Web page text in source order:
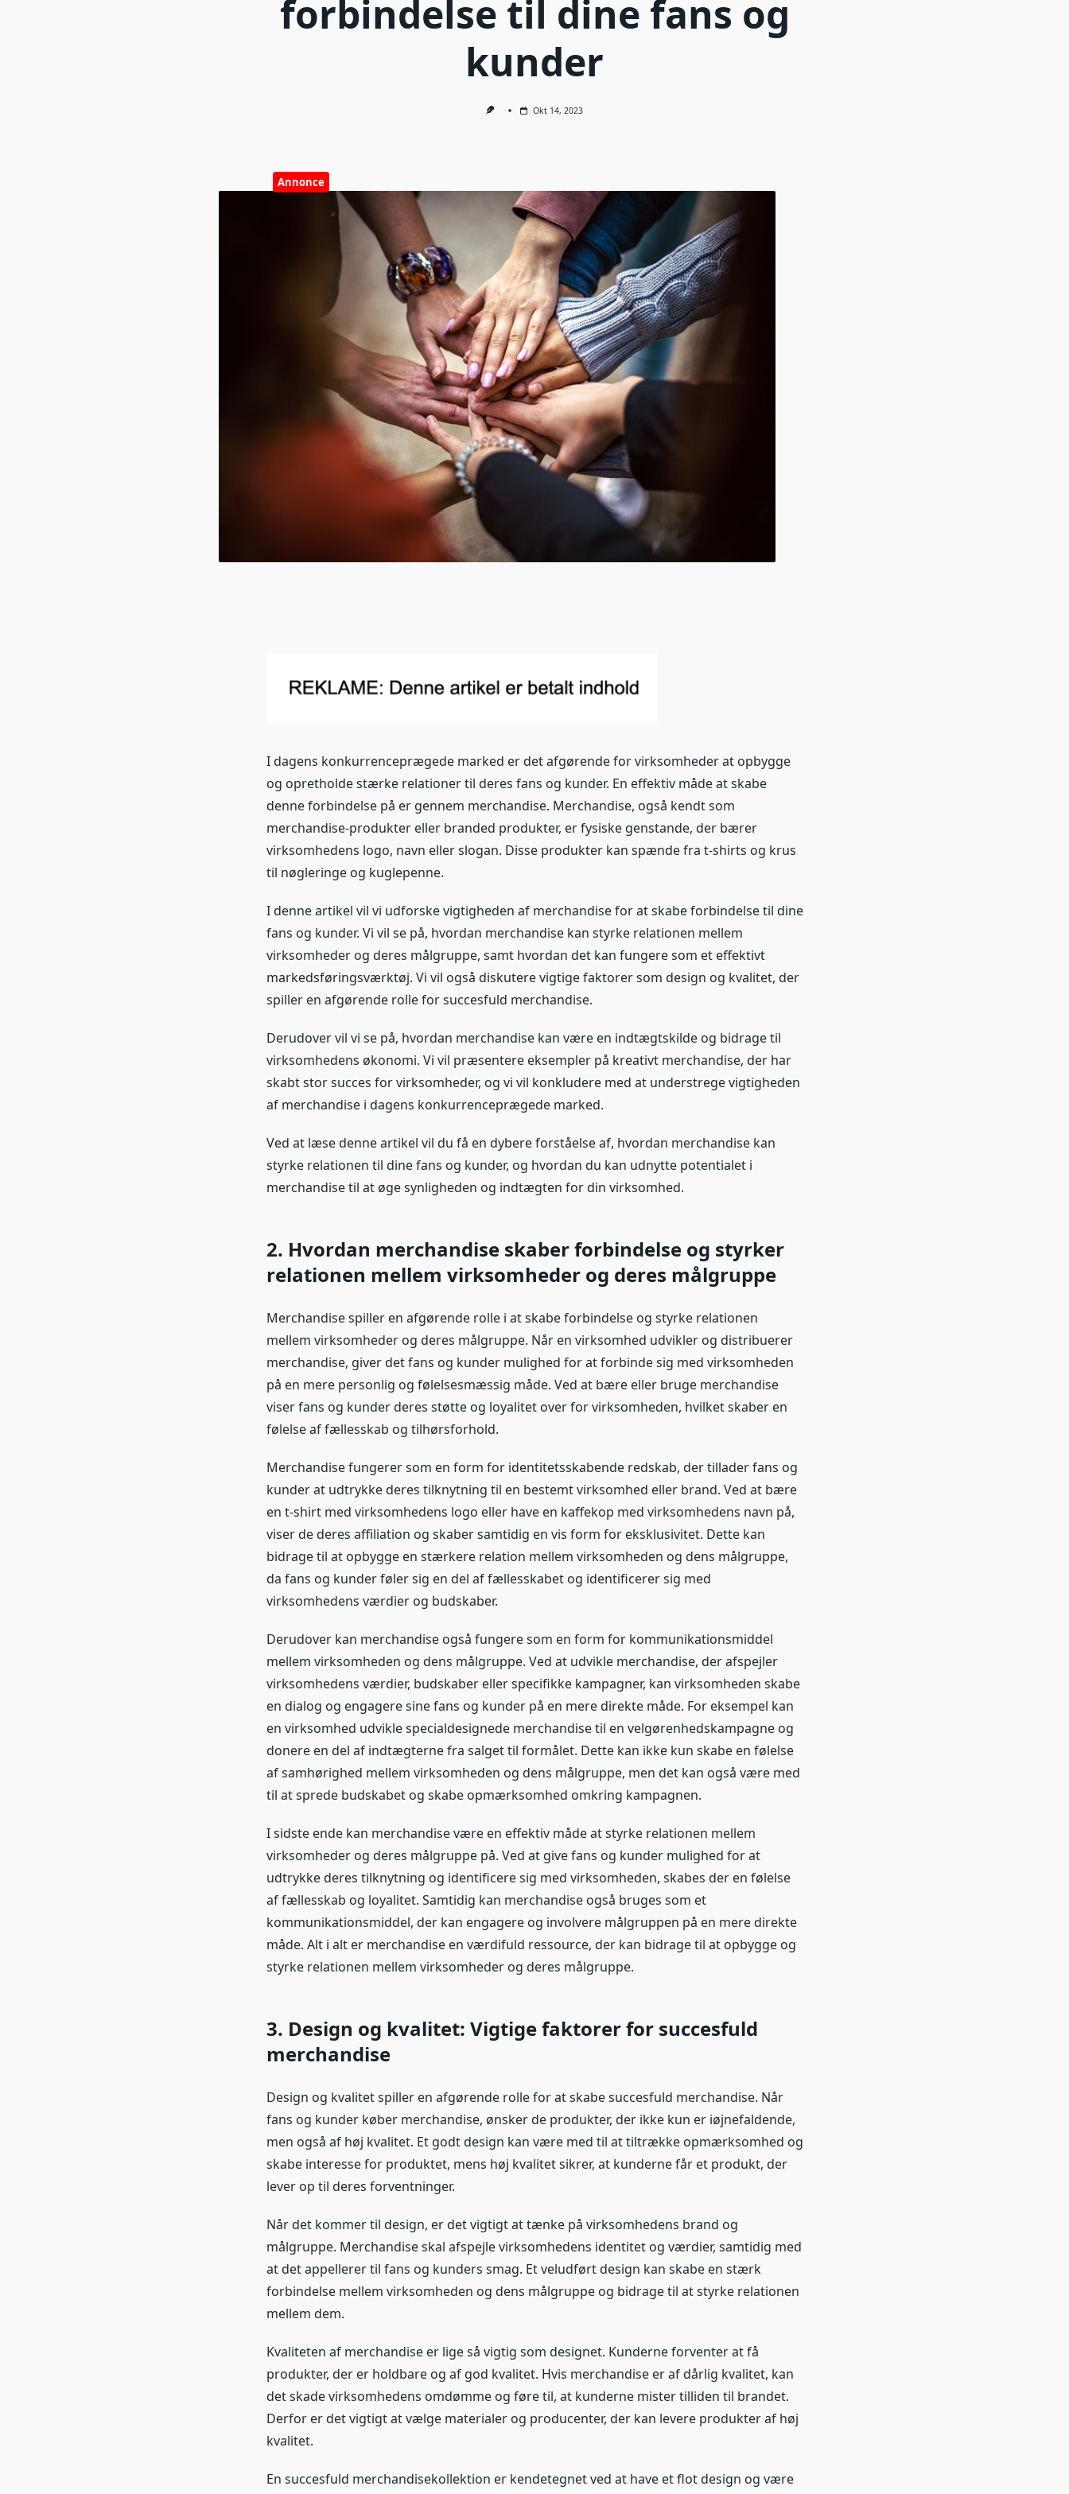
forbindelse til dine fans og
kunder
Okt 14, 2023
Annonce
I dagens konkurrenceprægede marked er det afgørende for virksomheder at opbygge
og opretholde stærke relationer til deres fans og kunder. En effektiv måde at skabe
denne forbindelse på er gennem merchandise. Merchandise, også kendt som
merchandise-produkter eller branded produkter, er fysiske genstande, der bærer
virksomhedens logo, navn eller slogan. Disse produkter kan spænde fra t-shirts og krus
til nøgleringe og kuglepenne.
I denne artikel vil vi udforske vigtigheden af merchandise for at skabe forbindelse til dine
fans og kunder. Vi vil se på, hvordan merchandise kan styrke relationen mellem
virksomheder og deres målgruppe, samt hvordan det kan fungere som et effektivt
markedsføringsværktøj. Vi vil også diskutere vigtige faktorer som design og kvalitet, der
spiller en afgørende rolle for succesfuld merchandise.
Derudover vil vi se på, hvordan merchandise kan være en indtægtskilde og bidrage til
virksomhedens økonomi. Vi vil præsentere eksempler på kreativt merchandise, der har
skabt stor succes for virksomheder, og vi vil konkludere med at understrege vigtigheden
af merchandise i dagens konkurrenceprægede marked.
Ved at læse denne artikel vil du få en dybere forståelse af, hvordan merchandise kan
styrke relationen til dine fans og kunder, og hvordan du kan udnytte potentialet i
merchandise til at øge synligheden og indtægten for din virksomhed.
2. Hvordan merchandise skaber forbindelse og styrker
relationen mellem virksomheder og deres målgruppe
Merchandise spiller en afgørende rolle i at skabe forbindelse og styrke relationen
mellem virksomheder og deres målgruppe. Når en virksomhed udvikler og distribuerer
merchandise, giver det fans og kunder mulighed for at forbinde sig med virksomheden
på en mere personlig og følelsesmæssig måde. Ved at bære eller bruge merchandise
viser fans og kunder deres støtte og loyalitet over for virksomheden, hvilket skaber en
følelse af fællesskab og tilhørsforhold.
Merchandise fungerer som en form for identitetsskabende redskab, der tillader fans og
kunder at udtrykke deres tilknytning til en bestemt virksomhed eller brand. Ved at bære
en t-shirt med virksomhedens logo eller have en kaffekop med virksomhedens navn på,
viser de deres affiliation og skaber samtidig en vis form for eksklusivitet. Dette kan
bidrage til at opbygge en stærkere relation mellem virksomheden og dens målgruppe,
da fans og kunder føler sig en del af fællesskabet og identificerer sig med
virksomhedens værdier og budskaber.
Derudover kan merchandise også fungere som en form for kommunikationsmiddel
mellem virksomheden og dens målgruppe. Ved at udvikle merchandise, der afspejler
virksomhedens værdier, budskaber eller specifikke kampagner, kan virksomheden skabe
en dialog og engagere sine fans og kunder på en mere direkte måde. For eksempel kan
en virksomhed udvikle specialdesignede merchandise til en velgørenhedskampagne og
donere en del af indtægterne fra salget til formålet. Dette kan ikke kun skabe en følelse
af samhørighed mellem virksomheden og dens målgruppe, men det kan også være med
til at sprede budskabet og skabe opmærksomhed omkring kampagnen.
I sidste ende kan merchandise være en effektiv måde at styrke relationen mellem
virksomheder og deres målgruppe på. Ved at give fans og kunder mulighed for at
udtrykke deres tilknytning og identificere sig med virksomheden, skabes der en følelse
af fællesskab og loyalitet. Samtidig kan merchandise også bruges som et
kommunikationsmiddel, der kan engagere og involvere målgruppen på en mere direkte
måde. Alt i alt er merchandise en værdifuld ressource, der kan bidrage til at opbygge og
styrke relationen mellem virksomheder og deres målgruppe.
3. Design og kvalitet: Vigtige faktorer for succesfuld
merchandise
Design og kvalitet spiller en afgørende rolle for at skabe succesfuld merchandise. Når
fans og kunder køber merchandise, ønsker de produkter, der ikke kun er iøjnefaldende,
men også af høj kvalitet. Et godt design kan være med til at tiltrække opmærksomhed og
skabe interesse for produktet, mens høj kvalitet sikrer, at kunderne får et produkt, der
lever op til deres forventninger.
Når det kommer til design, er det vigtigt at tænke på virksomhedens brand og
målgruppe. Merchandise skal afspejle virksomhedens identitet og værdier, samtidig med
at det appellerer til fans og kunders smag. Et veludført design kan skabe en stærk
forbindelse mellem virksomheden og dens målgruppe og bidrage til at styrke relationen
mellem dem.
Kvaliteten af merchandise er lige så vigtig som designet. Kunderne forventer at få
produkter, der er holdbare og af god kvalitet. Hvis merchandise er af dårlig kvalitet, kan
det skade virksomhedens omdømme og føre til, at kunderne mister tilliden til brandet.
Derfor er det vigtigt at vælge materialer og producenter, der kan levere produkter af høj
kvalitet.
En succesfuld merchandisekollektion er kendetegnet ved at have et flot design og være